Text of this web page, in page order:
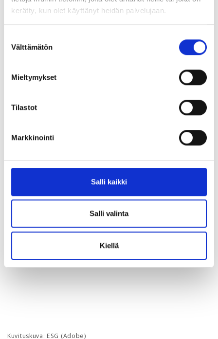
kerätty, kun olet käyttänyt heidän palvelujaan.
valinta
Välttämätön
Mieltymykset
Tilastot
Markkinointi
Salli kaikki
Salli valinta
Kiellä
Kuvituskuva: ESG (Adobe)